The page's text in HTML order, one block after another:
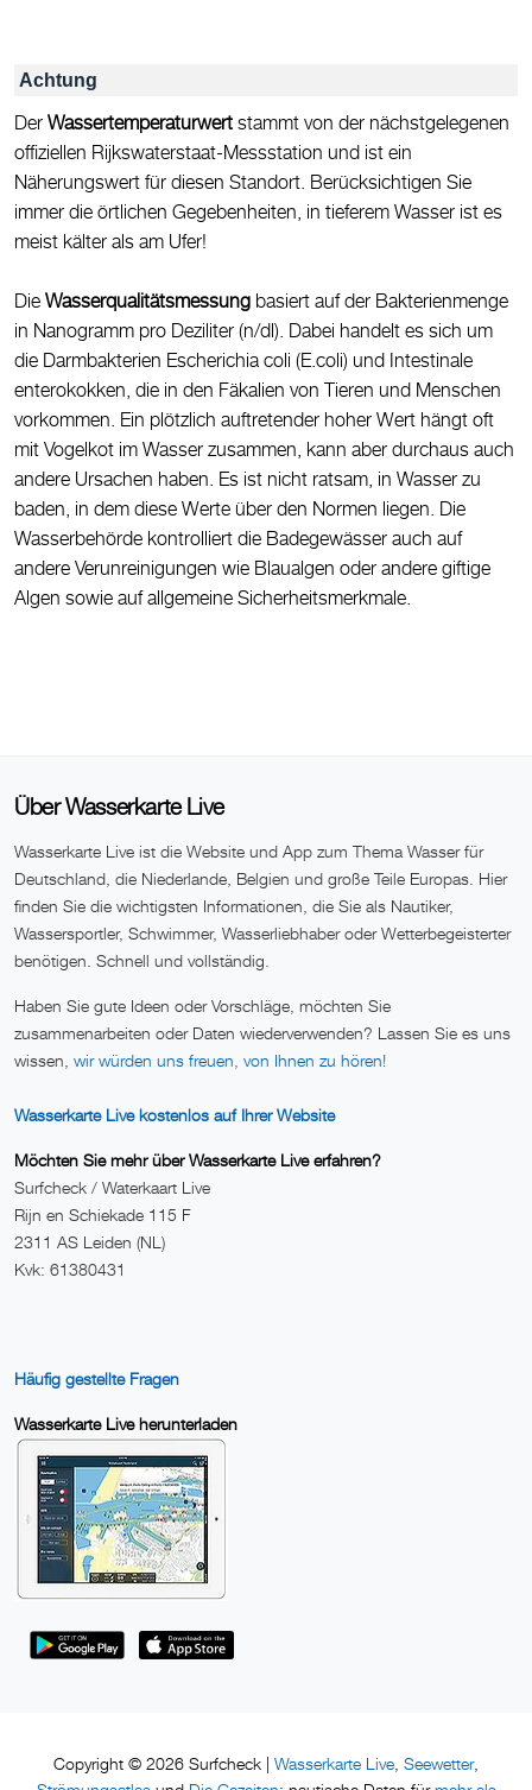
Achtung
Der Wassertemperaturwert stammt von der nächstgelegenen
offiziellen Rijkswaterstaat-Messstation und ist ein
Näherungswert für diesen Standort. Berücksichtigen Sie
immer die örtlichen Gegebenheiten, in tieferem Wasser ist es
meist kälter als am Ufer!
Die Wasserqualitätsmessung basiert auf der Bakterienmenge
in Nanogramm pro Deziliter (n/dl). Dabei handelt es sich um
die Darmbakterien Escherichia coli (E.coli) und Intestinale
enterokokken, die in den Fäkalien von Tieren und Menschen
vorkommen. Ein plötzlich auftretender hoher Wert hängt oft
mit Vogelkot im Wasser zusammen, kann aber durchaus auch
andere Ursachen haben. Es ist nicht ratsam, in Wasser zu
baden, in dem diese Werte über den Normen liegen. Die
Wasserbehörde kontrolliert die Badegewässer auch auf
andere Verunreinigungen wie Blaualgen oder andere giftige
Algen sowie auf allgemeine Sicherheitsmerkmale.
Über Wasserkarte Live
Wasserkarte Live ist die Website und App zum Thema Wasser für
Deutschland, die Niederlande, Belgien und große Teile Europas. Hier
finden Sie die wichtigsten Informationen, die Sie als Nautiker,
Wassersportler, Schwimmer, Wasserliebhaber oder Wetterbegeisterter
benötigen. Schnell und vollständig.
Haben Sie gute Ideen oder Vorschläge, möchten Sie
zusammenarbeiten oder Daten wiederverwenden? Lassen Sie es uns
wissen, wir würden uns freuen, von Ihnen zu hören!
Wasserkarte Live kostenlos auf Ihrer Website
Möchten Sie mehr über Wasserkarte Live erfahren?
Surfcheck / Waterkaart Live
Rijn en Schiekade 115 F
2311 AS Leiden (NL)
Kvk: 61380431
Häufig gestellte Fragen
Wasserkarte Live herunterladen
Copyright © 2026 Surfcheck | Wasserkarte Live Seewetter,